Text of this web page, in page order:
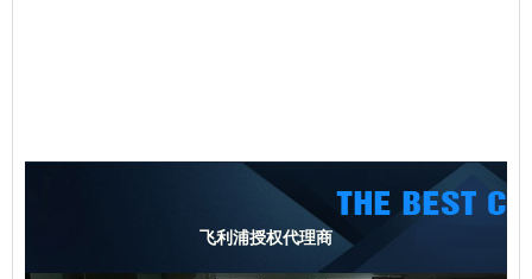
飞利浦授权代理商